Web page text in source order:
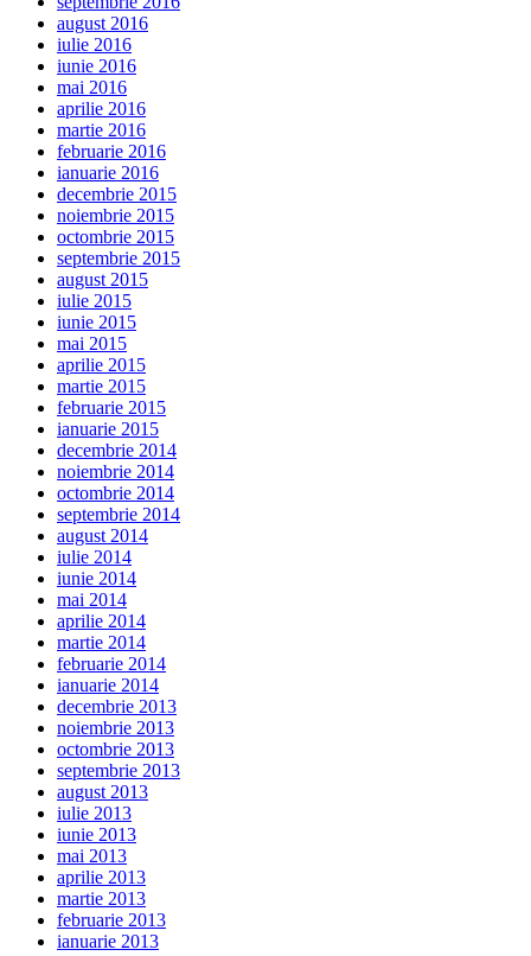
august 2016
iulie 2016
iunie 2016
mai 2016
aprilie 2016
martie 2016
februarie 2016
ianuarie 2016
decembrie 2015
noiembrie 2015
octombrie 2015
septembrie 2015
august 2015
iulie 2015
iunie 2015
mai 2015
aprilie 2015
martie 2015
februarie 2015
ianuarie 2015
decembrie 2014
noiembrie 2014
octombrie 2014
septembrie 2014
august 2014
iulie 2014
iunie 2014
mai 2014
aprilie 2014
martie 2014
februarie 2014
ianuarie 2014
decembrie 2013
noiembrie 2013
octombrie 2013
septembrie 2013
august 2013
iulie 2013
iunie 2013
mai 2013
aprilie 2013
martie 2013
februarie 2013
ianuarie 2013